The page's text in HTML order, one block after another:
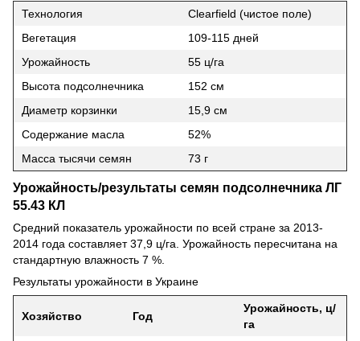
Технология
Clearfield (чистое поле)
Вегетация
109-115 дней
Урожайность
55 ц/га
Высота подсолнечника
152 см
Диаметр корзинки
15,9 см
Содержание масла
52%
Масса тысячи семян
73 г
Урожайность/результаты семян подсолнечника ЛГ
55.43 КЛ
Средний показатель урожайности по всей стране за 2013-
2014 года составляет 37,9 ц/га. Урожайность пересчитана на
стандартную влажность 7 %.
Результаты урожайности в Украине
Хозяйство Год
Урожайность, ц/
га